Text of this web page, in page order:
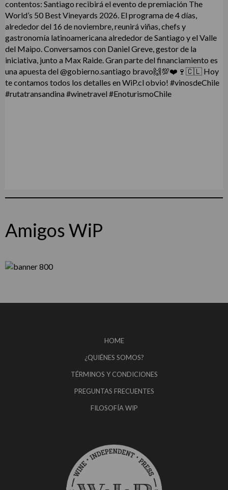
Amigos WiP
HOME
¿QUIÉNES SOMOS?
TÉRMINOS Y CONDICIONES
PREGUNTAS FRECUENTES
FILOSOFÍA WIP